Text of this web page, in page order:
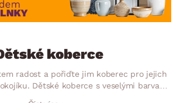
koberce
radost a pořiďte jim koberec pro jejich
Dětské koberce s veselými barvami